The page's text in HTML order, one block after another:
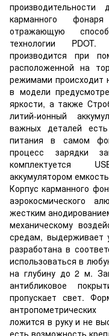
карманного
отражающую
технологии
производится при
расположенной на
режимами происходит
в модели
яркости, а также
литий-ионный
важных деталей
питания в самом
процесс зарядки
комплектуется
аккумулятором
Корпус карманного
аэрокосмического
жестким
механическому
средам, выдерживает
разработана в
использоваться в
на глубину до 2 м.
антибликовое
пропускает свет.
ложится в руку и не
есть возможность